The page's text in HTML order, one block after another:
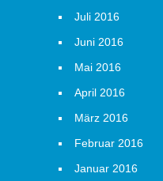
Juli 2016
Juni 2016
Mai 2016
April 2016
März 2016
Februar 2016
Januar 2016